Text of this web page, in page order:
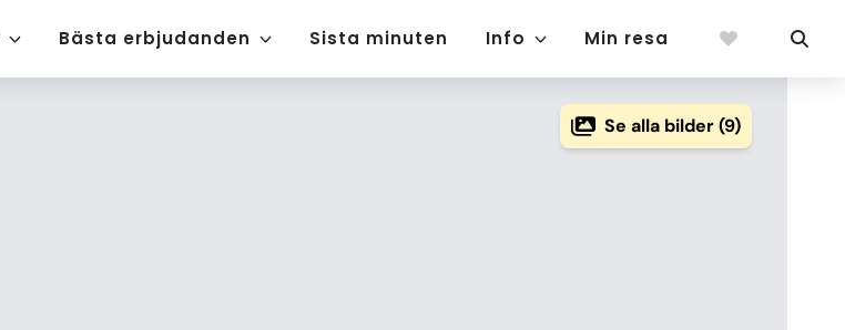
Bästa erbjudanden Sista minuten Info Min resa
Se alla bilder (9)